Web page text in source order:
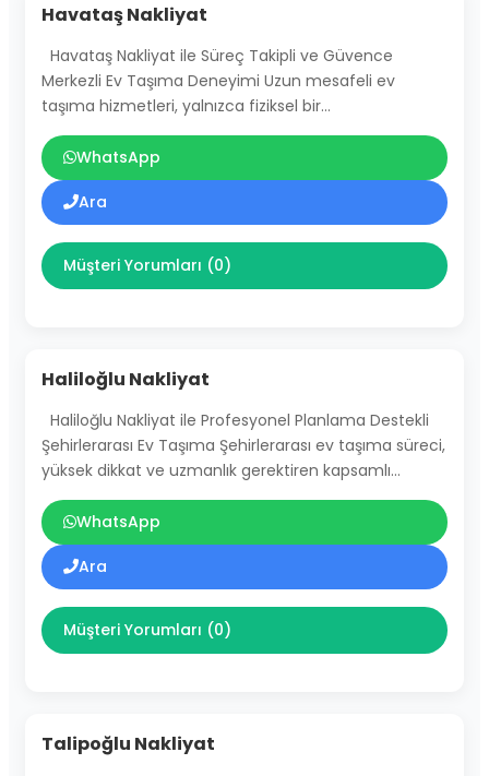
Havataş Nakliyat
Havataş Nakliyat ile Süreç Takipli ve Güvence
Merkezli Ev Taşıma Deneyimi Uzun mesafeli ev
taşıma hizmetleri, yalnızca fiziksel bir…
WhatsApp
Ara
Müşteri Yorumları (0)
Haliloğlu Nakliyat
Haliloğlu Nakliyat ile Profesyonel Planlama Destekli
Şehirlerarası Ev Taşıma Şehirlerarası ev taşıma süreci,
yüksek dikkat ve uzmanlık gerektiren kapsamlı…
WhatsApp
Ara
Müşteri Yorumları (0)
Talipoğlu Nakliyat